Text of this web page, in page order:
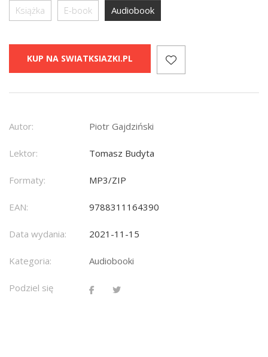
Książka E-book Audiobook
KUP NA SWIATKSIAZKI.PL
Autor: Piotr Gajdziński
Lektor: Tomasz Budyta
Formaty: MP3/ZIP
EAN: 9788311164390
Data wydania: 2021-11-15
Kategoria: Audiobooki
Podziel się